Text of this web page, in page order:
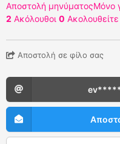
Αποστολή μηνύματοςΜόνο
2 Ακόλουθοι 0 Ακολουθείτε
Αποστολή σε φίλο σας